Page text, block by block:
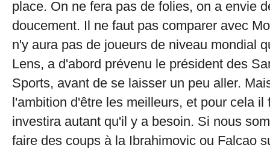
place. On ne fera pas de folies, on a envie
doucement. Il ne faut pas comparer avec
n'y aura pas de joueurs de niveau mondial
Lens, a d'abord prévenu le président des
Sports, avant de se laisser un peu aller.
l'ambition d'être les meilleurs, et pour cela il
investira autant qu'il y a besoin. Si nous
faire des coups à la Ibrahimovic ou Falcao